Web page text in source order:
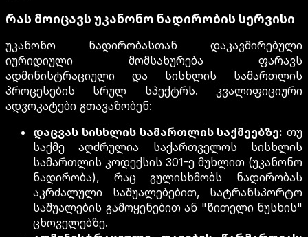
რას მოიცავს უკანონო ნადირობის სერვისი
უკანონო ნადირობასთან დაკავშირებული
იურიდიული მომსახურება ფარავს
ადმინისტრაციული და სისხლის სამართლის
პროცესების სრულ სპექტრს. კვალიფიციური
ადვოკატები გთავაზობენ:
დაცვას სისხლის სამართლის საქმეებზე: თუ
საქმე აღძრულია საქართველოს სისხლის
სამართლის კოდექსის 301-ე მუხლით (უკანონო
ნადირობა), რაც გულისხმობს ნადირობას
აკრძალული საშუალებებით, სატრანსპორტო
საშუალების გამოყენებით ან "წითელი ნუსხის"
ცხოველებზე.